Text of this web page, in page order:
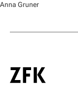
Anna Gruner